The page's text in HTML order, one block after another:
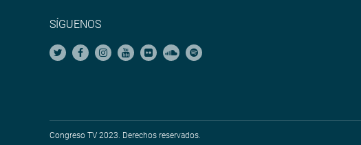
SÍGUENOS
Congreso TV 2023. Derechos reservados.